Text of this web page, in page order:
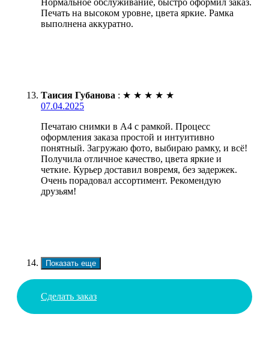
Печать на высоком уровне, цвета яркие. Рамка
выполнена аккуратно.
Таисия Губанова : ★ ★ ★ ★ ★
07.04.2025
Печатаю снимки в А4 с рамкой. Процесс
оформления заказа простой и интуитивно
понятный. Загружаю фото, выбираю рамку, и всё!
Получила отличное качество, цвета яркие и
четкие. Курьер доставил вовремя, без задержек.
Очень порадовал ассортимент. Рекомендую
друзьям!
Показать еще
Сделать заказ